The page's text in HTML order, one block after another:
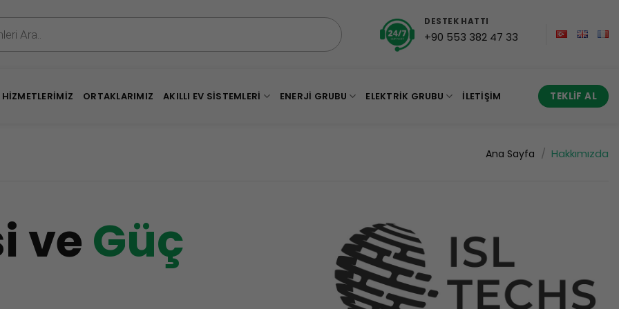
DESTEK HATTI
+90 553 382 47 33
HIZMETLERIMIZ ORTAKLARIMIZ AKILLI EV SISTEMLERI ENERJI GRUBU ELEKTRIK GRUBU İLETIŞIM TEKLIF AL
Ana Sayfa / Hakkımızda
ve Güç